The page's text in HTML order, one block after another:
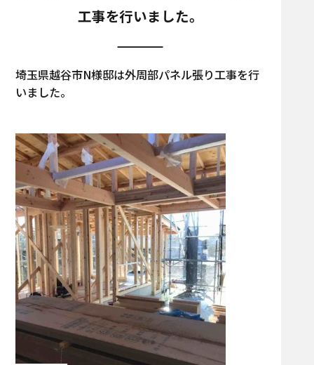
工事を行いました。
埼玉県越谷市N様邸は外周部パネル張り工事を行
いました。